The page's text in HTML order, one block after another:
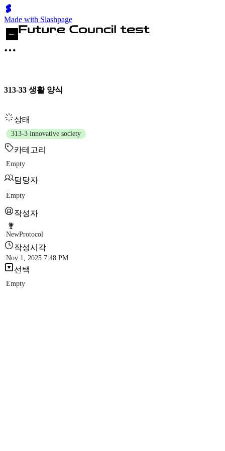
Made with Slashpage
313-33 생활 양식
상태
313-3 innovative society
카테고리
Empty
담당자
Empty
작성자
NewProtocol
작성시각
Nov 1, 2025 7:48 PM
선택
Empty